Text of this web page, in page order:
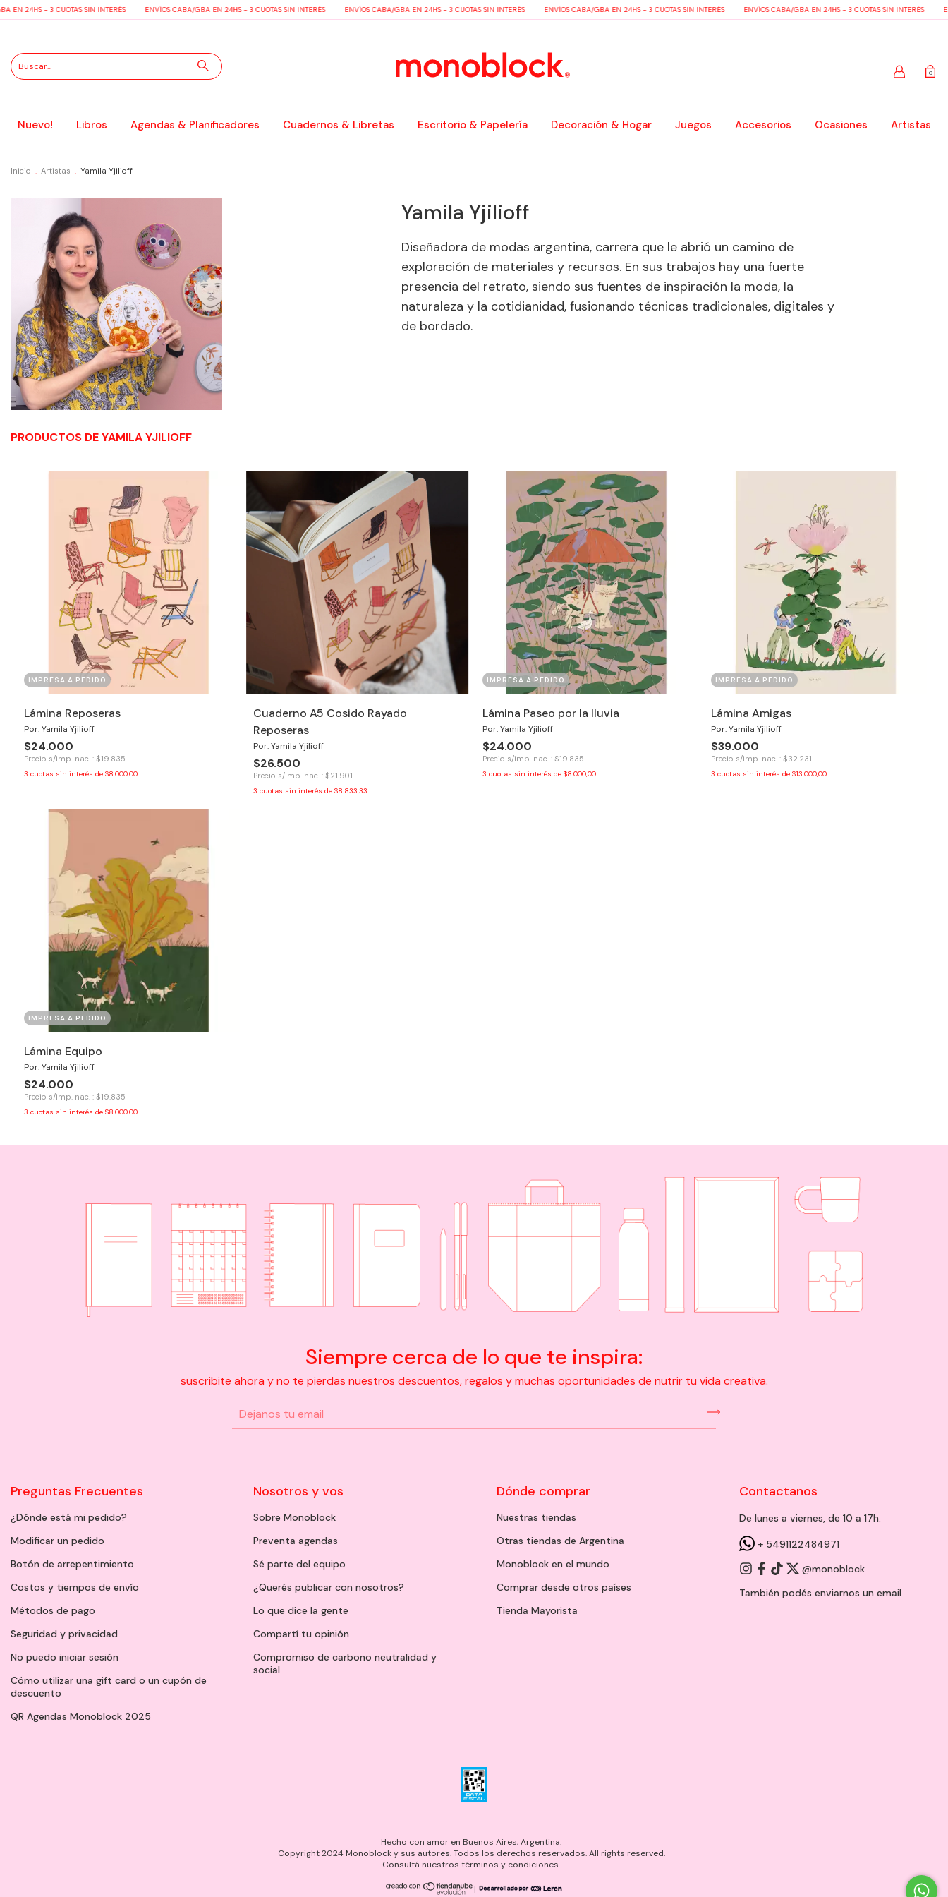
EN 24HS - 3 CUOTAS SIN INTERÉS ENVÍOS CABA/GBA EN 24HS - 3 CUOTAS SIN INTERÉS ENVÍOS CABA/GBA EN 24HS - 3 CUOTAS SIN INTERÉS ENVÍOS CABA/GBA EN 24HS - 3 CUOTAS SIN INTERÉS ENVÍOS CABA/GBA EN 24HS - 3 CUOTAS SIN INTERÉS
0
Nuevo! Libros Agendas & Planificadores Cuadernos & Libretas Escritorio & Papelería Decoración & Hogar Juegos Accesorios Ocasiones Artistas
Inicio . Artistas . Yamila Yjilioff
Yamila Yjilioff
Diseñadora de modas argentina, carrera que le abrió un camino de
exploración de materiales y recursos. En sus trabajos hay una fuerte
presencia del retrato, siendo sus fuentes de inspiración la moda, la
naturaleza y la cotidianidad, fusionando técnicas tradicionales, digitales y
de bordado.
PRODUCTOS DE YAMILA YJILIOFF
IMPRESA A PEDIDO
Lámina Reposeras
Por: Yamila Yjilioff
$24.000
Precio s/imp. nac. : $19.835
3 cuotas sin interés de $8.000,00
Cuaderno A5 Cosido Rayado
Reposeras
Por: Yamila Yjilioff
$26.500
Precio s/imp. nac. : $21.901
3 cuotas sin interés de $8.833,33
IMPRESA A PEDIDO
Lámina Paseo por la lluvia
Por: Yamila Yjilioff
$24.000
Precio s/imp. nac. : $19.835
3 cuotas sin interés de $8.000,00
IMPRESA A PEDIDO
Lámina Amigas
Por: Yamila Yjilioff
$39.000
Precio s/imp. nac. : $32.231
3 cuotas sin interés de$13.000,00
IMPRESA A PEDIDO
Lámina Equipo
Por: Yamila Yjilioff
$24.000
Precio s/imp. nac. : $19.835
3 cuotas sin interés de $8.000,00
Siempre cerca de lo que te inspira:
suscribite ahora y no te pierdas nuestros descuentos, regalos y muchas oportunidades de nutrir tu vida creativa.
Preguntas Frecuentes
¿Dónde está mi pedido?
Modificar un pedido
Botón de arrepentimiento
Costos y tiempos de envío
Métodos de pago
Seguridad y privacidad
No puedo iniciar sesión
Cómo utilizar una gift card o un cupón de
descuento
QR Agendas Monoblock 2025
Nosotros y vos
Sobre Monoblock
Preventa agendas
Sé parte del equipo
¿Querés publicar con nosotros?
Lo que dice la gente
Compartí tu opinión
Compromiso de carbono neutralidad y
social
Dónde comprar
Nuestras tiendas
Otras tiendas de Argentina
Monoblock en el mundo
Comprar desde otros países
Tienda Mayorista
Contactanos
De lunes a viernes, de 10 a 17h.
+ 5491122484971
@monoblock
También podés enviarnos un email
Hecho con amor en Buenos Aires, Argentina.
Copyright 2024 Monoblock y sus autores. Todos los derechos reservados. All rights reserved.
Consultá nuestros términos y condiciones.
|